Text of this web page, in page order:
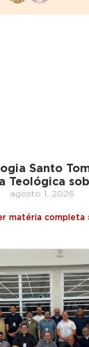
Santo
Teológica
agosto 1, 2026
matéria completa